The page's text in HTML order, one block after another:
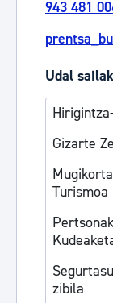
943 481
Udal sailak
Gizarte
Turismoa
zibila